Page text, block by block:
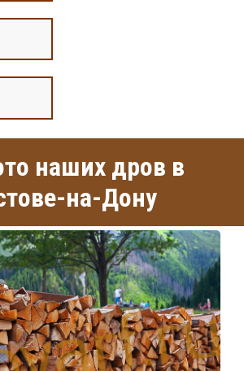
наших дров в
на-Дону